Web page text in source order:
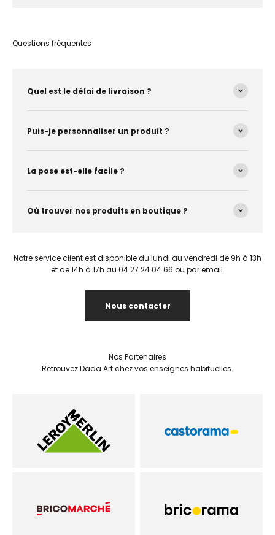
Questions fréquentes
Quel est le délai de livraison ?
Puis-je personnaliser un produit ?
La pose est-elle facile ?
Où trouver nos produits en boutique ?
Notre service client est disponible du lundi au vendredi de 9h à 13h
et de 14h à 17h au 04 27 24 04 66 ou par email.
Nous contacter
Nos Partenaires
Retrouvez Dada Art chez vos enseignes habituelles.